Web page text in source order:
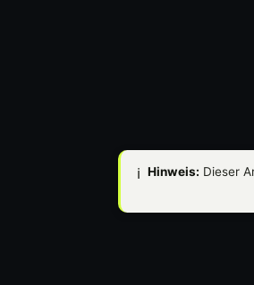
ℹ️ Hinweis: Dieser